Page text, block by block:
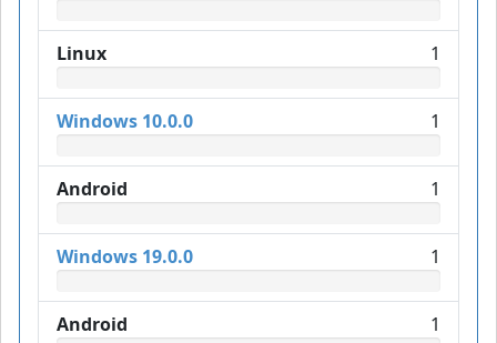
Linux 1
Windows 10.0.0 1
Android 1
Windows 19.0.0 1
Android 1